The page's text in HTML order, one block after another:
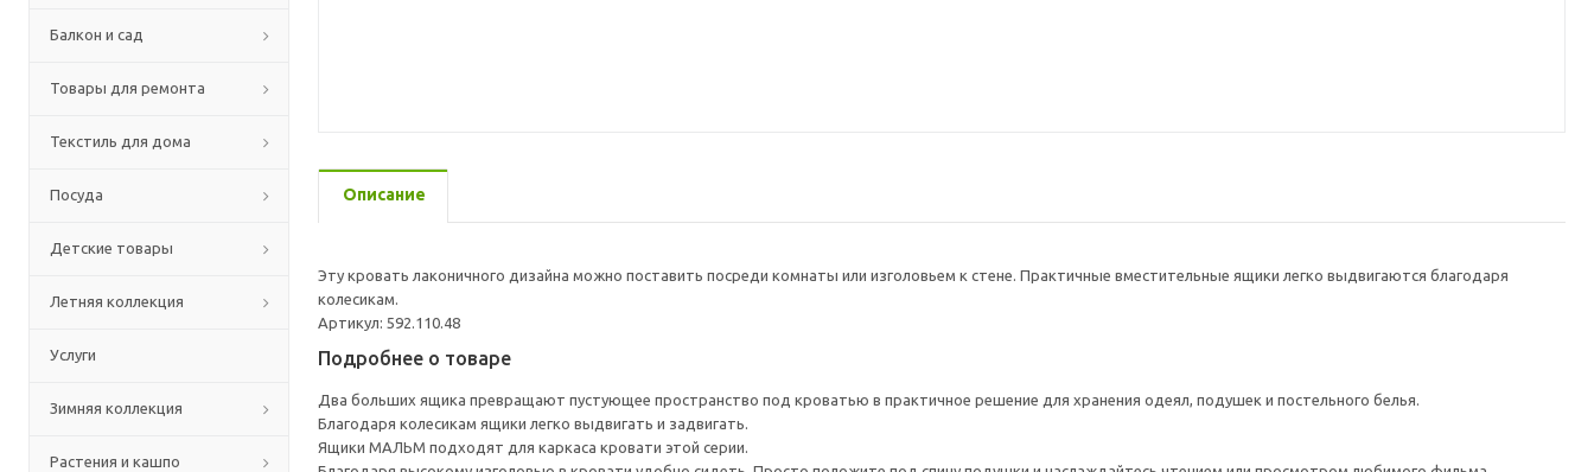
Балкон и сад
Товары для ремонта
Текстиль для дома
Посуда
Детские товары
Летняя коллекция
Услуги
Зимняя коллекция
Растения и кашпо
Описание
Эту кровать лаконичного дизайна можно поставить посреди комнаты или изголовьем к стене. Практичные вместительные ящики легко выдвигаются благодаря
колесикам.
Артикул: 592.110.48
Подробнее о товаре
Два больших ящика превращают пустующее пространство под кроватью в практичное решение для хранения одеял, подушек и постельного белья.
Благодаря колесикам ящики легко выдвигать и задвигать.
Ящики МАЛЬМ подходят для каркаса кровати этой серии.